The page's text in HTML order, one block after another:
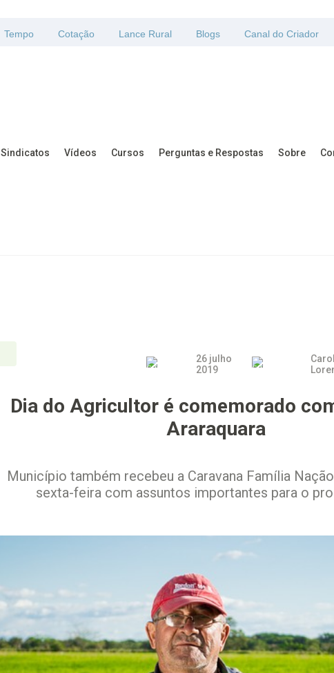
Tempo Cotação Lance Rural Blogs Canal do Criador
Sindicatos Vídeos Cursos Perguntas e Respostas Sobre
26 julho
2019
Dia do Agricultor é comemorado
Araraquara
Município também recebeu a Caravana Família
sexta-feira com assuntos importantes para o